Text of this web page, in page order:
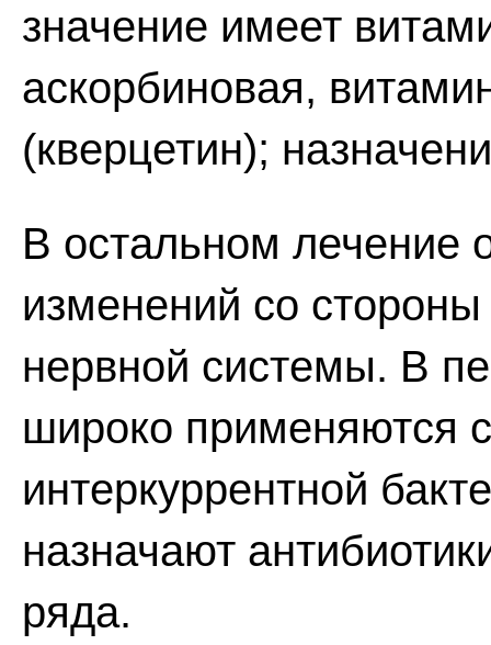
значение имеет
аскорбиновая,
(кверцетин);
В остальном лечение
изменений со
нервной системы. В
широко применяются
интеркуррентной
назначают
ряда.